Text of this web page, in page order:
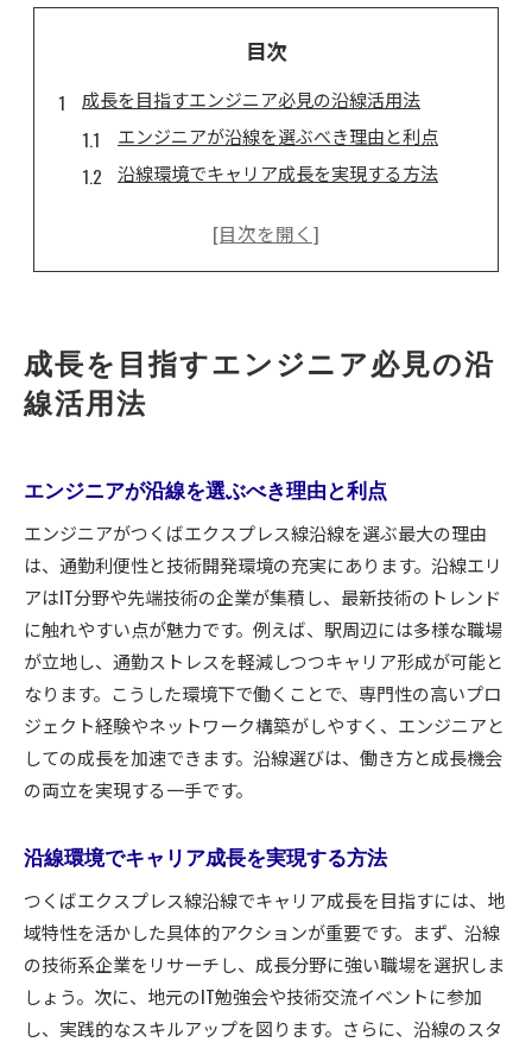
目次
成長を目指すエンジニア必見の沿線活用法
エンジニアが沿線を選ぶべき理由と利点
沿線環境でキャリア成長を実現する方法
地域ネットワークが生む新しい成長機会
つくばエクスプレス線で実現するキャリア形成術
エンジニアが知るべき沿線キャリア形成法
エンジニア同士の交流で幅広いスキル獲得
技術系プロジェクト参画の魅力と実践法
地域産業と連携したキャリアアップ戦略
新しい職場探しに役立つ沿線の魅力とは
エンジニアに人気の職場環境と選び方
沿線エリアで広がる技術職の可能性
ワークライフバランスを支える沿線の特徴
エンジニアが注目する就職先の傾向
最新技術に触れる機会が多い沿線環境
技術力を磨くなら沿線エリアの環境が最適
エンジニアとして成長できる沿線の強み
先端技術に触れる日常でスキルアップ
実践的なプロジェクト参加で技術力向上
技術開発が盛んな沿線企業の特徴
成長を目指すエンジニア必見の沿
線活用法
エンジニアが沿線を選ぶべき理由と利点
エンジニアがつくばエクスプレス線沿線を選ぶ最大の理由
は、通勤利便性と技術開発環境の充実にあります。沿線エリ
アはIT分野や先端技術の企業が集積し、最新技術のトレンド
に触れやすい点が魅力です。例えば、駅周辺には多様な職場
が立地し、通勤ストレスを軽減しつつキャリア形成が可能と
なります。こうした環境下で働くことで、専門性の高いプロ
ジェクト経験やネットワーク構築がしやすく、エンジニアと
しての成長を加速できます。沿線選びは、働き方と成長機会
の両立を実現する一手です。
沿線環境でキャリア成長を実現する方法
つくばエクスプレス線沿線でキャリア成長を目指すには、地
域特性を活かした具体的アクションが重要です。まず、沿線
の技術系企業をリサーチし、成長分野に強い職場を選択しま
しょう。次に、地元のIT勉強会や技術交流イベントに参加
し、実践的なスキルアップを図ります。さらに、沿線のスタ